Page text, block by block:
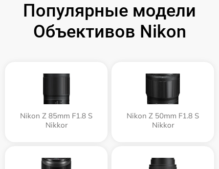
Популярные модели
Объективов Nikon
Nikon Z 85mm F1.8 S
Nikkor
Nikon Z 50mm F1.8 S
Nikkor